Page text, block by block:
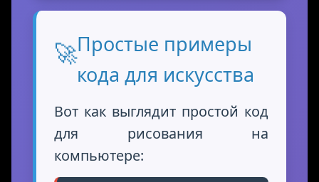
🚀Простые примеры
кода для искусства
Вот как выглядит простой код
для рисования на
компьютере: